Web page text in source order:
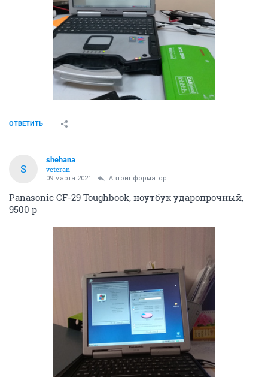
ОТВЕТИТЬ
S
shehana
veteran
09 марта 2021 Автоинформатор
Panasonic CF-29 Toughbook, ноутбук ударопрочный,
9500 р